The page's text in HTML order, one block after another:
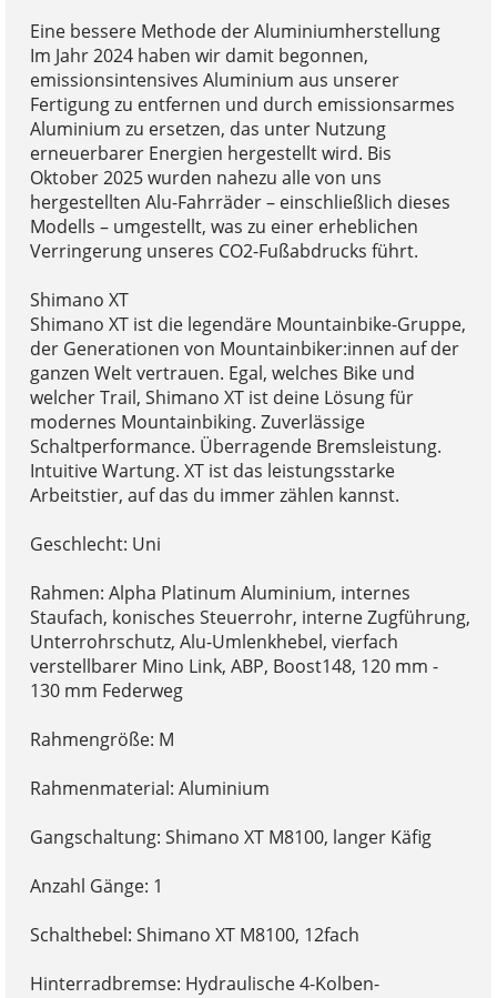
Eine bessere Methode der Aluminiumherstellung
Im Jahr 2024 haben wir damit begonnen,
emissionsintensives Aluminium aus unserer
Fertigung zu entfernen und durch emissionsarmes
Aluminium zu ersetzen, das unter Nutzung
erneuerbarer Energien hergestellt wird. Bis
Oktober 2025 wurden nahezu alle von uns
hergestellten Alu-Fahrräder – einschließlich dieses
Modells – umgestellt, was zu einer erheblichen
Verringerung unseres CO2-Fußabdrucks führt.
Shimano XT
Shimano XT ist die legendäre Mountainbike-Gruppe,
der Generationen von Mountainbiker:innen auf der
ganzen Welt vertrauen. Egal, welches Bike und
welcher Trail, Shimano XT ist deine Lösung für
modernes Mountainbiking. Zuverlässige
Schaltperformance. Überragende Bremsleistung.
Intuitive Wartung. XT ist das leistungsstarke
Arbeitstier, auf das du immer zählen kannst.
Geschlecht: Uni
Rahmen: Alpha Platinum Aluminium, internes
Staufach, konisches Steuerrohr, interne Zugführung,
Unterrohrschutz, Alu-Umlenkhebel, vierfach
verstellbarer Mino Link, ABP, Boost148, 120 mm -
130 mm Federweg
Rahmengröße: M
Rahmenmaterial: Aluminium
Gangschaltung: Shimano XT M8100, langer Käfig
Anzahl Gänge: 1
Schalthebel: Shimano XT M8100, 12fach
Hinterradbremse: Hydraulische 4-Kolben-